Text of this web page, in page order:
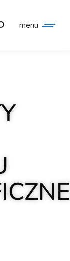
menu